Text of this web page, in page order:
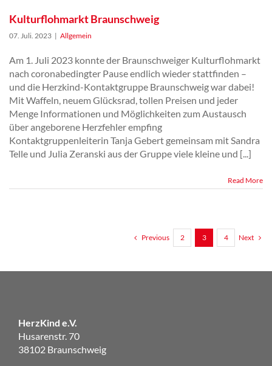
Kulturflohmarkt Braunschweig
07. Juli. 2023 | Allgemein
Am 1. Juli 2023 konnte der Braunschweiger Kulturflohmarkt
nach coronabedingter Pause endlich wieder stattfinden –
und die Herzkind-Kontaktgruppe Braunschweig war dabei!
Mit Waffeln, neuem Glücksrad, tollen Preisen und jeder
Menge Informationen und Möglichkeiten zum Austausch
über angeborene Herzfehler empfing
Kontaktgruppenleiterin Tanja Gebert gemeinsam mit Sandra
Telle und Julia Zeranski aus der Gruppe viele kleine und [...]
Read More
Previous 2 3 4 Next
HerzKind e.V.
Husarenstr. 70
38102 Braunschweig